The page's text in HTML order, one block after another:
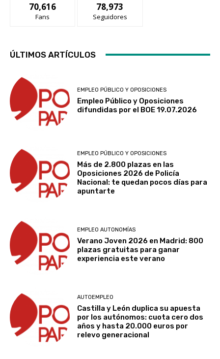
70,616
Fans
78,973
Seguidores
ÚLTIMOS ARTÍCULOS
EMPLEO PÚBLICO Y OPOSICIONES
Empleo Público y Oposiciones
difundidas por el BOE 19.07.2026
EMPLEO PÚBLICO Y OPOSICIONES
Más de 2.800 plazas en las
Oposiciones 2026 de Policía
Nacional: te quedan pocos días para
apuntarte
EMPLEO AUTONOMÍAS
Verano Joven 2026 en Madrid: 800
plazas gratuitas para ganar
experiencia este verano
AUTOEMPLEO
Castilla y León duplica su apuesta
por los autónomos: cuota cero dos
años y hasta 20.000 euros por
relevo generacional